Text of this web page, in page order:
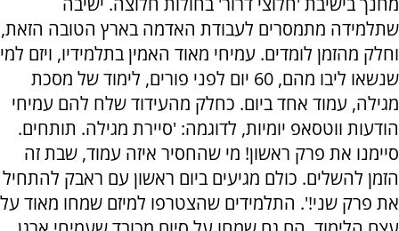
שתלמידה מתמסרים לעבודת האדמה בארץ הטובה הזאת,
וחלק מהזמן לומדים. עמיחי מאוד האמין בתלמידיו, ויזם למי
שנשאו ליבו מהם, 60 יום לפני פורים, לימוד של מסכת
מגילה, עמוד אחד ביום. כחלק מהעידוד שלח להם עמיחי
הודעות ווטסאפ יומיות, לדוגמה: 'סיירת מגילה. תותחים.
סיימנו את פרק ראשון! מי שהחסיר איזה עמוד, שבת זה
הזמן להשלים. כולם מגיעים ביום ראשון עם ראבק להתחיל
את פרק שני!'. התלמידים שהצטרפו למיזם שמחו מאוד על